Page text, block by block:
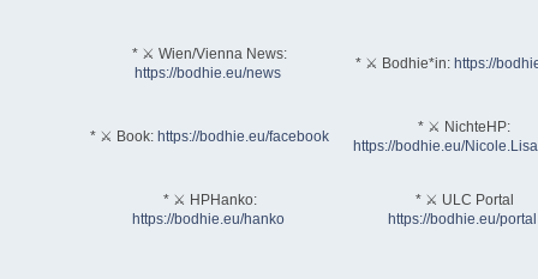
* ⚔ Wien/Vienna News:
https://bodhie.eu/news
* ⚔ Bodhie*in: https://
* ⚔ Book: https://bodhie.eu/facebook
* ⚔ NichteHP:
https://bodhie.eu/
* ⚔ HPHanko:
https://bodhie.eu/hanko
* ⚔ ULC Portal
https://bodhie.eu/portal